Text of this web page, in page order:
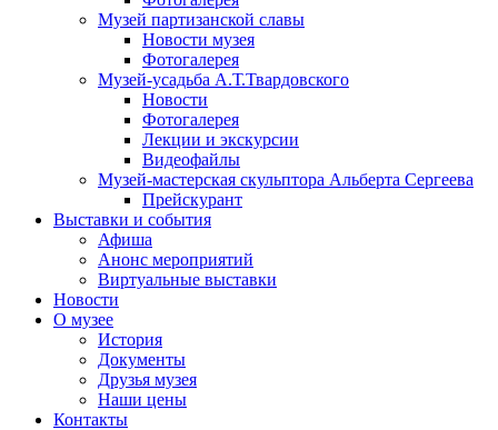
Музей партизанской славы
Новости музея
Фотогалерея
Музей-усадьба А.Т.Твардовского
Новости
Фотогалерея
Лекции и экскурсии
Видеофайлы
Музей-мастерская скульптора Альберта Сергеева
Прейскурант
Выставки и события
Афиша
Анонс мероприятий
Виртуальные выставки
Новости
О музее
История
Документы
Друзья музея
Наши цены
Контакты